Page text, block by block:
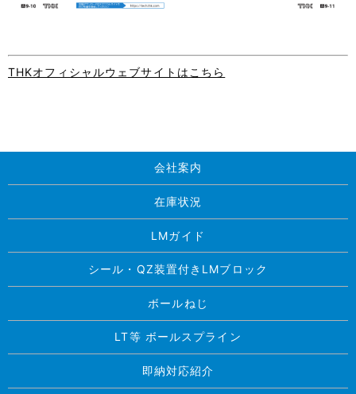
THKオフィシャルウェブサイトはこちら
会社案内
在庫状況
LMガイド
シール・QZ装置付きLMブロック
ボールねじ
LT等 ボールスプライン
即納対応紹介